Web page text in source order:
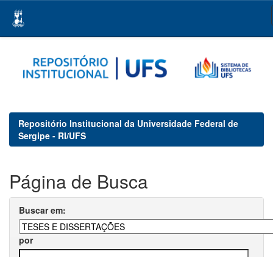
navigation
Repositório Institucional da Universidade Federal de
Sergipe - RI/UFS
Página de Busca
Buscar em:
por